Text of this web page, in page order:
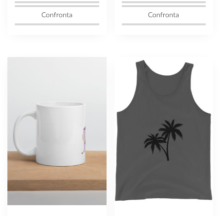
Confronta Confronta
Questo
prodotto
varianti.
Le
opzioni
possono
scelte
pagina